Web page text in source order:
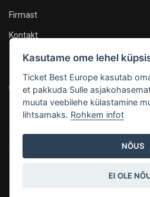
Firmast
Kontakt
Oleme sotsiaalmeedias
Maksevõimalused
Kasutame ome lehel
Ticket Best Europe kasutab
et pakkuda Sulle
muuta veebilehe külastamine
lihtsamaks. Rohkem infot
NÕUS
EI OLE